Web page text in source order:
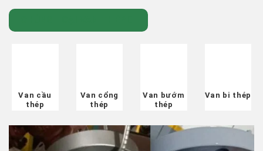
Van cầu
thép
Van cổng
thép
Van bướm
thép
Van bi thép